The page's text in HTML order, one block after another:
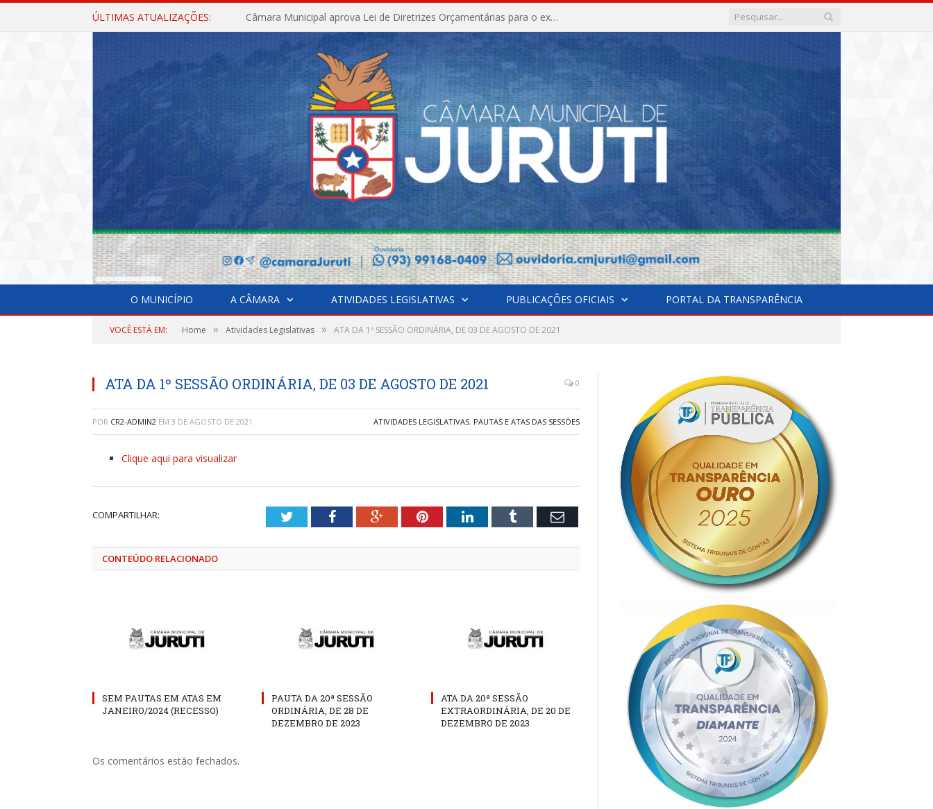
ÚLTIMAS ATUALIZAÇÕES: Câmara Municipal aprova Lei de Diretrizes Orçamentárias para o exercício financeiro de 2027
O MUNICÍPIO A CÂMARA ATIVIDADES LEGISLATIVAS PUBLICAÇÕES OFICIAIS PORTAL DA TRANSPARÊNCIA
VOCÊ ESTÁ EM: Home » Atividades Legislativas » ATA DA 1º SESSÃO ORDINÁRIA, DE 03 DE AGOSTO DE 2021
ATA DA 1º SESSÃO ORDINÁRIA, DE 03 DE AGOSTO DE 2021 0
POR CR2-ADMIN2 EM 3 DE AGOSTO DE 2021 ATIVIDADES LEGISLATIVAS, PAUTAS E ATAS DAS SESSÕES
Clique aqui para visualizar
COMPARTILHAR: TwitterFacebookGoogle+PinterestLinkedInTumblr Email
CONTEÚDO RELACIONADO
SEM PAUTAS EM ATAS EM
JANEIRO/2024 (RECESSO)
PAUTA DA 20ª SESSÃO
ORDINÁRIA, DE 28 DE
DEZEMBRO DE 2023
ATA DA 20ª SESSÃO
EXTRAORDINÁRIA, DE 20 DE
DEZEMBRO DE 2023
Os comentários estão fechados.